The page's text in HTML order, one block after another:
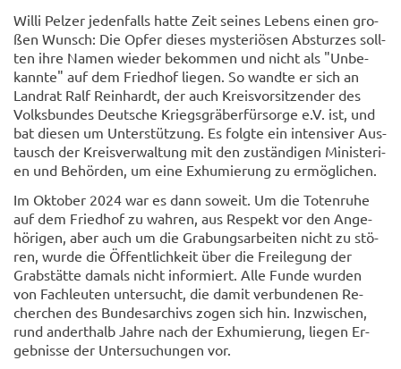
Willi Pel­zer je­den­falls hatte Zeit sei­nes Le­bens einen gro­
ßen Wunsch: Die Opfer die­ses mys­te­riö­sen Ab­stur­zes soll­
ten ihre Namen wie­der be­kom­men und nicht als "Un­be­
kann­te" auf dem Fried­hof lie­gen. So wand­te er sich an
Land­rat Ralf Rein­hardt, der auch Kreis­vor­sit­zen­der des
Volks­bun­des Deut­sche Kriegs­grä­ber­für­sor­ge e.V. ist, und
bat die­sen um Un­ter­stüt­zung. Es folg­te ein in­ten­si­ver Aus­
tausch der Kreis­ver­wal­tung mit den zu­stän­di­gen Mi­nis­te­ri­
en und Be­hör­den, um eine Ex­hu­mie­rung zu er­mög­li­chen.
Im Ok­to­ber 2024 war es dann so­weit. Um die To­ten­ru­he
auf dem Fried­hof zu wah­ren, aus Re­spekt vor den An­ge­
hö­ri­gen, aber auch um die Gra­bungs­ar­bei­ten nicht zu stö­
ren, wurde die Öf­fent­lich­keit über die Frei­le­gung der
Grab­stät­te da­mals nicht in­for­miert. Alle Funde wur­den
von Fach­leu­ten un­ter­sucht, die damit ver­bun­de­nen Re­
cher­chen des Bun­des­ar­chivs zogen sich hin. In­zwi­schen,
rund an­dert­halb Jahre nach der Ex­hu­mie­rung, lie­gen Er­
geb­nis­se der Un­ter­su­chun­gen vor.